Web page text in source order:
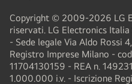
Copyright © 2009-2026 LG
riservati. LG Electronics Italia
- Sede legale Via Aldo Rossi
Registro Imprese Milano -
11704130159 - REA n.
1.000.000 i.v. - Iscrizione